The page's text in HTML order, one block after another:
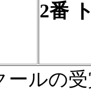
2番
ルの